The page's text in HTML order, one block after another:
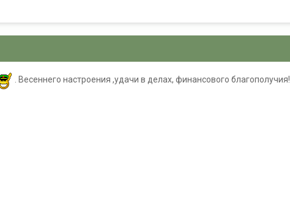
. Весеннего настроения ,удачи в делах, финансового благополучия!